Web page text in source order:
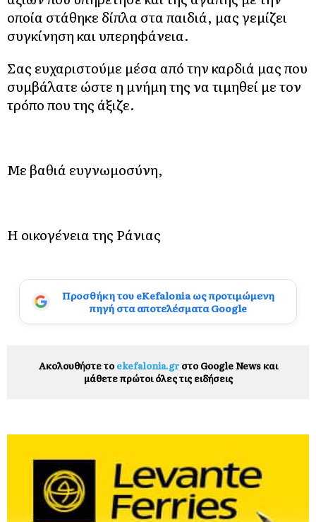
οποία στάθηκε δίπλα στα παιδιά, μας γεμίζει
συγκίνηση και υπερηφάνεια.
Σας ευχαριστούμε μέσα από την καρδιά μας που
συμβάλατε ώστε η μνήμη της να τιμηθεί με τον
τρόπο που της άξιζε.
Με βαθιά ευγνωμοσύνη,
Η οικογένεια της Ράνιας
Προσθήκη του eKefalonia ως προτιμώμενη
πηγή στα αποτελέσματα Google
Ακολουθήστε το ekefalonia.grστο Google News και
μάθετε πρώτοι όλες τις ειδήσεις